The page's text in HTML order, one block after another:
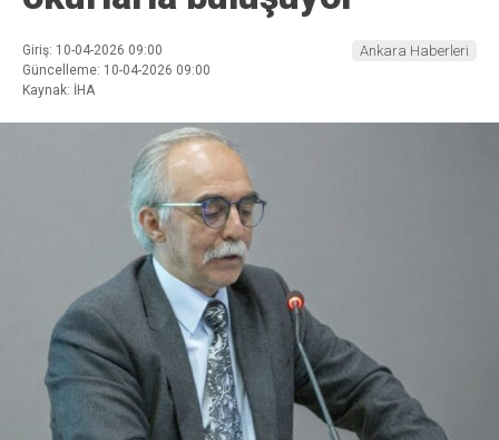
Giriş: 10-04-2026 09:00
Güncelleme: 10-04-2026 09:00
Kaynak: İHA
Ankara Haberleri